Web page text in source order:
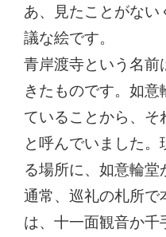
あ、見たことがない
議な絵です。
青岸渡寺という名
きたものです。如
ていることから、
と呼んでいました
る場所に、如意輪堂
通常、巡礼の札所で
は、十一面観音か